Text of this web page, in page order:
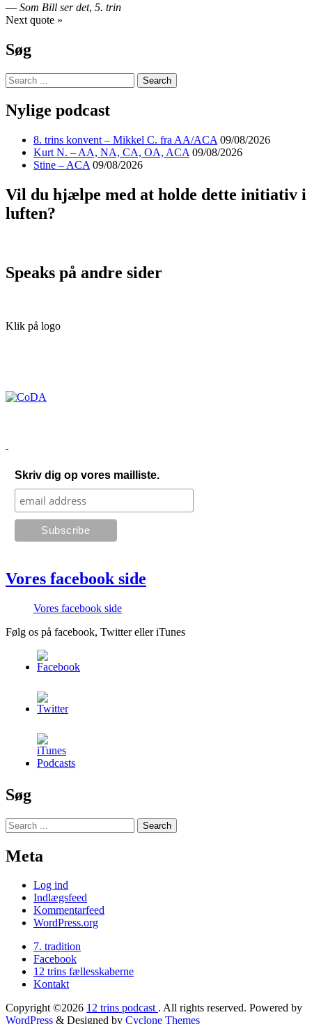
— Som Bill ser det, 5. trin
Next quote »
Søg
Nylige podcast
8. trins konvent – Mikkel C. fra AA/ACA 09/08/2026
Kurt N. – AA, NA, CA, OA, ACA 09/08/2026
Stine – ACA 09/08/2026
Vil du hjælpe med at holde dette initiativ i
luften?
Speaks på andre sider
Klik på logo
Skriv dig op vores mailliste.
Vores facebook side
Vores facebook side
Følg os på facebook, Twitter eller iTunes
Søg
Meta
Log ind
Indlægsfeed
Kommentarfeed
WordPress.org
7. tradition
Facebook
12 trins fællesskaberne
Kontakt
Copyright ©2026 12 trins podcast . All rights reserved. Powered by
WordPress & Designed by Cyclone Themes